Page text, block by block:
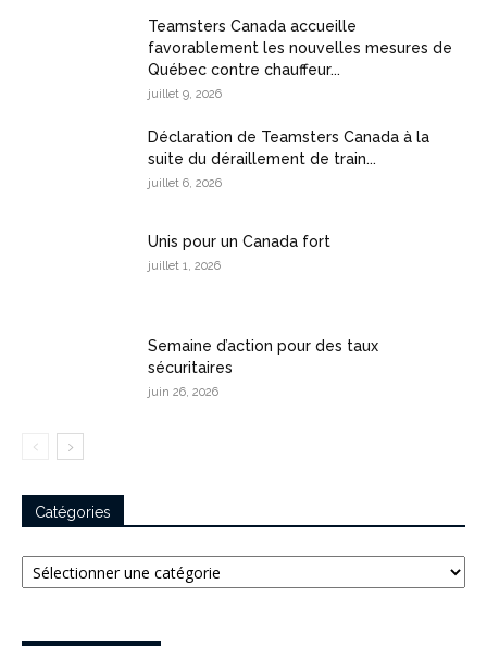
Teamsters Canada accueille
favorablement les nouvelles mesures de
Québec contre chauffeur...
juillet 9, 2026
Déclaration de Teamsters Canada à la
suite du déraillement de train...
juillet 6, 2026
Unis pour un Canada fort
juillet 1, 2026
Semaine d’action pour des taux
sécuritaires
juin 26, 2026
Catégories
Catégories